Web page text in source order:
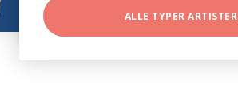
ALLE TYPER ARTISTER